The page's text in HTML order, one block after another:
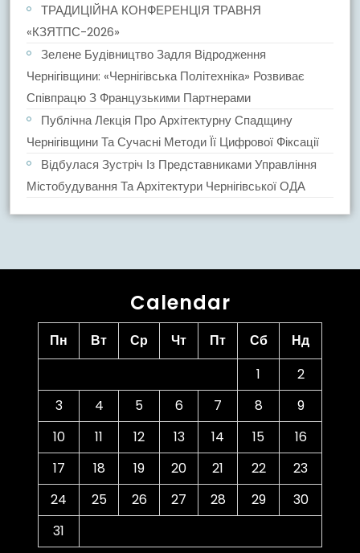
ТРАДИЦІЙНА КОНФЕРЕНЦІЯ ТРАВНЯ
«КЗЯТПС-2026»
Зелене Будівництво Задля Відродження
Чернігівщини: «Чернігівська Політехніка» Розвиває
Співпрацю З Французькими Партнерами
Публічна Лекція Про Архітектурну Спадщину
Чернігівщини Та Сучасні Методи Її Цифрової Фіксації
Відбулася Зустріч Із Представниками Управління
Містобудування Та Архітектури Чернігівської ОДА
Calendar
Пн Вт Ср Чт Пт Сб
Нд
1
2
3
4 5 6 7 8
9
10
11 12 13 14 15
16
17
18 19 20 21 22
23
24
25 26 27 28 29
30
31